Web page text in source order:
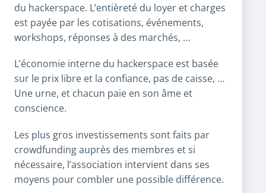
du hackerspace. L’entièreté du loyer et charges
est payée par les cotisations, événements,
workshops, réponses à des marchés, …
L’économie interne du hackerspace est basée
sur le prix libre et la confiance, pas de caisse, …
Une urne, et chacun paie en son âme et
conscience.
Les plus gros investissements sont faits par
crowdfunding auprès des membres et si
nécessaire, l’association intervient dans ses
moyens pour combler une possible différence.